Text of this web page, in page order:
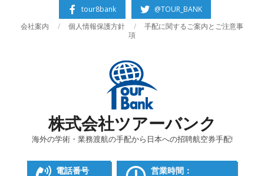
tour8bank
@TOUR_BANK
会社案内
個人情報保護方針
手配に関するご案内とご注意事
項
株式会社ツアーバンク
海外の学術・業務渡航の手配から日本への招聘航空券手配!
電話番号 営業時間：